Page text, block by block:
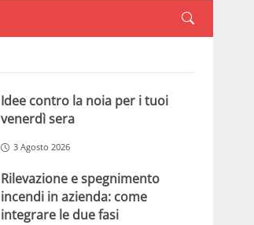
Idee contro la noia per i tuoi
venerdì sera
3 Agosto 2026
Rilevazione e spegnimento
incendi in azienda: come
integrare le due fasi